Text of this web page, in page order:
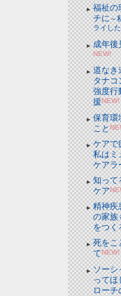
福祉の
チに～
ライし
成年後
NEW!
道な
タナ
強度行
援NEW!
保育環
こと
ケアで
私はミ
ケアラ
知って
ケア
精神疾
の家族
をつく
死をこ
てNEW!
ソーシ
って
ローチ